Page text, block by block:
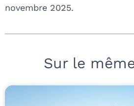
novembre 2025.
Sur le